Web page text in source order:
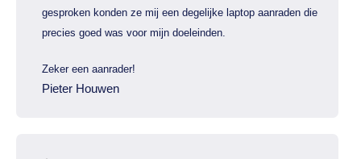
gesproken konden ze mij een degelijke laptop aanraden die
precies goed was voor mijn doeleinden.
Zeker een aanrader!
Pieter Houwen